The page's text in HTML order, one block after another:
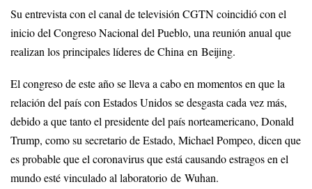
Su entrevista con el canal de televisión CGTN coincidió con el
inicio del Congreso Nacional del Pueblo, una reunión anual que
realizan los principales líderes de China en Beijing.
El congreso de este año se lleva a cabo en momentos en que la
relación del país con Estados Unidos se desgasta cada vez más,
debido a que tanto el presidente del país norteamericano, Donald
Trump, como su secretario de Estado, Michael Pompeo, dicen que
es probable que el coronavirus que está causando estragos en el
mundo esté vinculado al laboratorio de Wuhan.